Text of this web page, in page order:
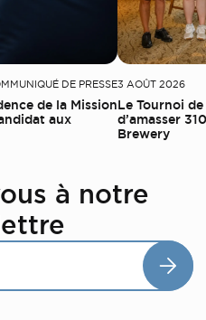
DE PRESSE
de la Mission
aux
3 AOÛT 2026
Le Tournoi
d’amasser
Brewery
à notre